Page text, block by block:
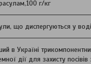
г/кг
що диспергуються у воді
в Україні
дії для захисту